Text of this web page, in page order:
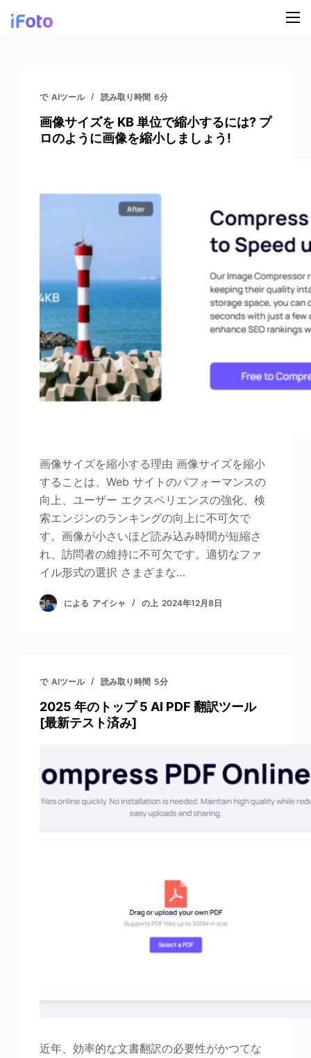
コ
AI ファッションモデル
オンライン背景チェンジャー
スナップ服のリカラー
無料の背景リムーバー
クリーンアップの写真
写真エンハンサー
画像の著作権
ブログ
私たちについて
で AIツール 読み取り時間 6分
画像サイズを KB 単位で縮小するには? プ
ロのように画像を縮小しましょう!
画像サイズを縮小する理由 画像サイズを縮小
することは、Web サイトのパフォーマンスの
向上、ユーザー エクスペリエンスの強化、検
索エンジンのランキングの向上に不可欠で
す。画像が小さいほど読み込み時間が短縮さ
れ、訪問者の維持に不可欠です。適切なファ
イル形式の選択 さまざまな…
による アイシャ の上 2024年12月8日
で AIツール 読み取り時間 5分
2025 年のトップ 5 AI PDF 翻訳ツール
[最新テスト済み]
近年、効率的な文書翻訳の必要性がかつてな